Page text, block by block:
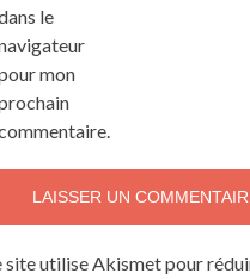
le
mon
site utilise Akismet pour